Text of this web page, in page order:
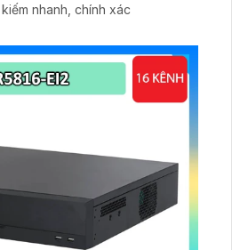
nhanh, chính xác